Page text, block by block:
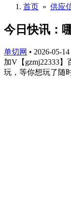
首页 » 供应
今日快讯：
单切网 • 2026-05-14
加V【gzmj22333
玩，等你想玩了随